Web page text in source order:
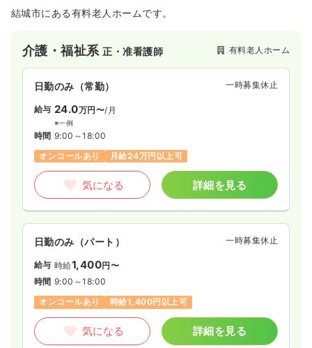
結城市にある有料老人ホームです。
介護・福祉系正・准看護師 有料老人ホーム
日勤のみ（常勤） 一時募集休止
給与 24.0万円〜/月
※一例
時間 9:00～18:00
オンコールあり
月給24万円以上可
気になる 詳細を見る
日勤のみ（パート） 一時募集休止
給与 時給1,400円〜
時間 9:00～18:00
オンコールあり
時給1,400円以上可
気になる 詳細を見る